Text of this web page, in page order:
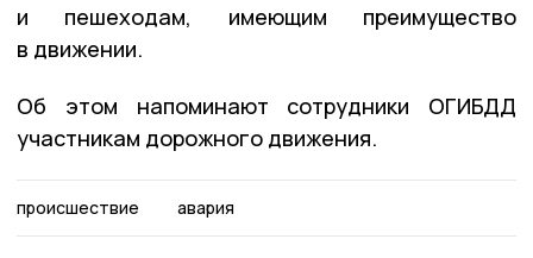
и пешеходам, имеющим преимущество
в движении.
Об этом напоминают сотрудники ОГИБДД
участникам дорожного движения.
происшествие авария